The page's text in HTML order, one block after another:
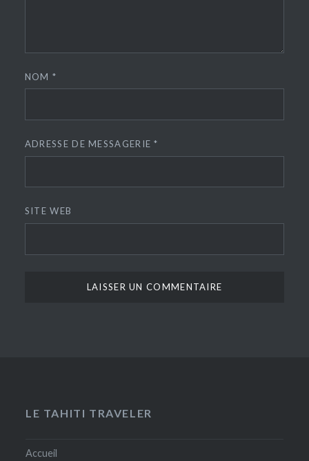
NOM*
ADRESSE DE MESSAGERIE*
SITE WEB
LE TAHITI TRAVELER
Accueil